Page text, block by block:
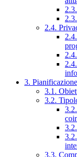
2.4.
3.
3.1.
3.2.
3.3.